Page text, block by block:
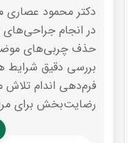
دکتر محمود
در انجام جراحی‌های
حذف چربی‌های
بررسی دقیق شرایط
فرم‌دهی اندام
رضایت‌بخش برای